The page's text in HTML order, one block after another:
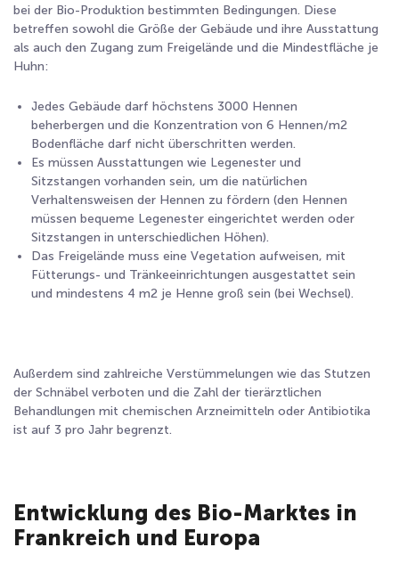
bei der Bio-Produktion bestimmten Bedingungen. Diese
betreffen sowohl die Größe der Gebäude und ihre Ausstattung
als auch den Zugang zum Freigelände und die Mindestfläche je
Huhn:
Jedes Gebäude darf höchstens 3000 Hennen
beherbergen und die Konzentration von 6 Hennen/m2
Bodenfläche darf nicht überschritten werden.
Es müssen Ausstattungen wie Legenester und
Sitzstangen vorhanden sein, um die natürlichen
Verhaltensweisen der Hennen zu fördern (den Hennen
müssen bequeme Legenester eingerichtet werden oder
Sitzstangen in unterschiedlichen Höhen).
Das Freigelände muss eine Vegetation aufweisen, mit
Fütterungs- und Tränkeeinrichtungen ausgestattet sein
und mindestens 4 m2 je Henne groß sein (bei Wechsel).
Außerdem sind zahlreiche Verstümmelungen wie das Stutzen
der Schnäbel verboten und die Zahl der tierärztlichen
Behandlungen mit chemischen Arzneimitteln oder Antibiotika
ist auf 3 pro Jahr begrenzt.
Entwicklung des Bio-Marktes in
Frankreich und Europa